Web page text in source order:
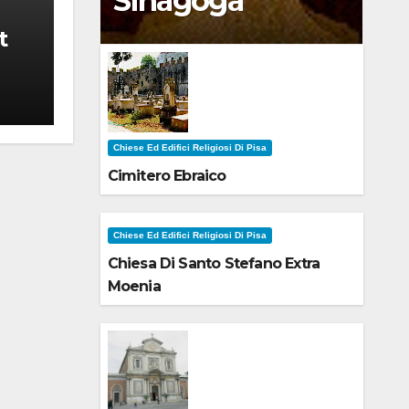
Chiese Ed Edifici Religiosi Di Pisa
Cimitero Ebraico
Chiese Ed Edifici Religiosi Di Pisa
Chiesa Di Santo Stefano Extra
Moenia